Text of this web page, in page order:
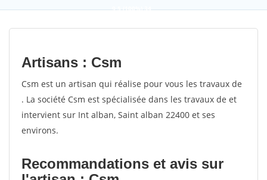
9,5(100%)34
votes
Artisans : Csm
Csm est un artisan qui réalise pour vous les travaux de
. La société Csm est spécialisée dans les travaux de et
intervient sur Int alban, Saint alban 22400 et ses
environs.
Recommandations et avis sur